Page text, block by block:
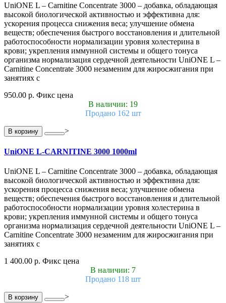
UniONE L – Carnitine Concentrate 3000 – добавка, обладающая
высокой биологической активностью и эффективна для:
ускорения процесса снижения веса; улучшение обмена
веществ; обеспечения быстрого восстановления и длительной
работоспособности нормализации уровня холестерина в
крови; укрепления иммунной системы и общего тонуса
организма нормализация сердечной деятельности UniONE L –
Carnitine Concentrate 3000 незаменим для жиросжигания при
занятиях с
950.00 р. Фикс цена
В наличии: 19
Продано 162 шт
В корзину >
UniONE L-CARNITINE 3000 1000ml
UniONE L – Carnitine Concentrate 3000 – добавка, обладающая
высокой биологической активностью и эффективна для:
ускорения процесса снижения веса; улучшение обмена
веществ; обеспечения быстрого восстановления и длительной
работоспособности нормализации уровня холестерина в
крови; укрепления иммунной системы и общего тонуса
организма нормализация сердечной деятельности UniONE L –
Carnitine Concentrate 3000 незаменим для жиросжигания при
занятиях с
1 400.00 р. Фикс цена
В наличии: 7
Продано 118 шт
В корзину >